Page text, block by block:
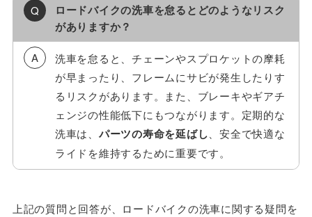
ロードバイクの洗車を怠るとどのようなリスク
がありますか？
洗車を怠ると、チェーンやスプロケットの摩耗
が早まったり、フレームにサビが発生したりす
るリスクがあります。また、ブレーキやギアチ
ェンジの性能低下にもつながります。定期的な
洗車は、 パーツの寿命を延ばし、安全で快適な
ライドを維持するために重要です。
上記の質問と回答が、ロードバイクの洗車に関する疑問を